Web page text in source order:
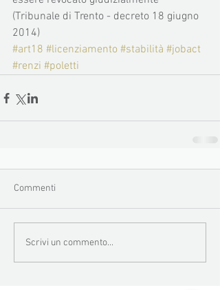
(Tribunale di Trento - decreto 18 giugno
2014)
#art18 #licenziamento #stabilità #jobact
#renzi #poletti
Commenti
Scrivi un commento...